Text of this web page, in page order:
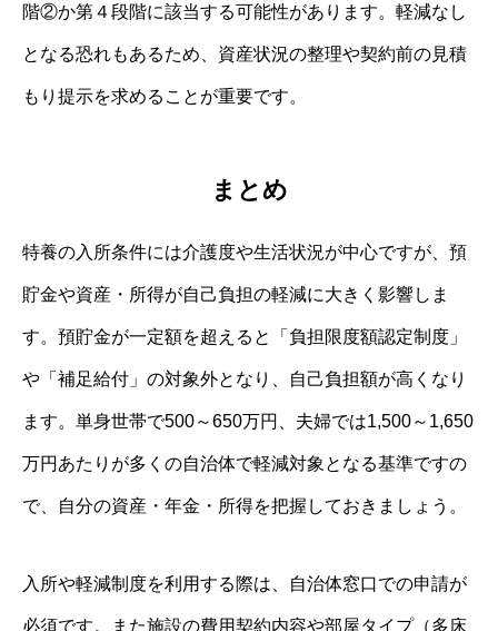
階②か第４段階に該当する可能性があります。軽減なし
となる恐れもあるため、資産状況の整理や契約前の見積
もり提示を求めることが重要です。
まとめ
特養の入所条件には介護度や生活状況が中心ですが、預
貯金や資産・所得が自己負担の軽減に大きく影響しま
す。預貯金が一定額を超えると「負担限度額認定制度」
や「補足給付」の対象外となり、自己負担額が高くなり
ます。単身世帯で500～650万円、夫婦では1,500～1,650
万円あたりが多くの自治体で軽減対象となる基準ですの
で、自分の資産・年金・所得を把握しておきましょう。
入所や軽減制度を利用する際は、自治体窓口での申請が
必須です。また施設の費用契約内容や部屋タイプ（多床